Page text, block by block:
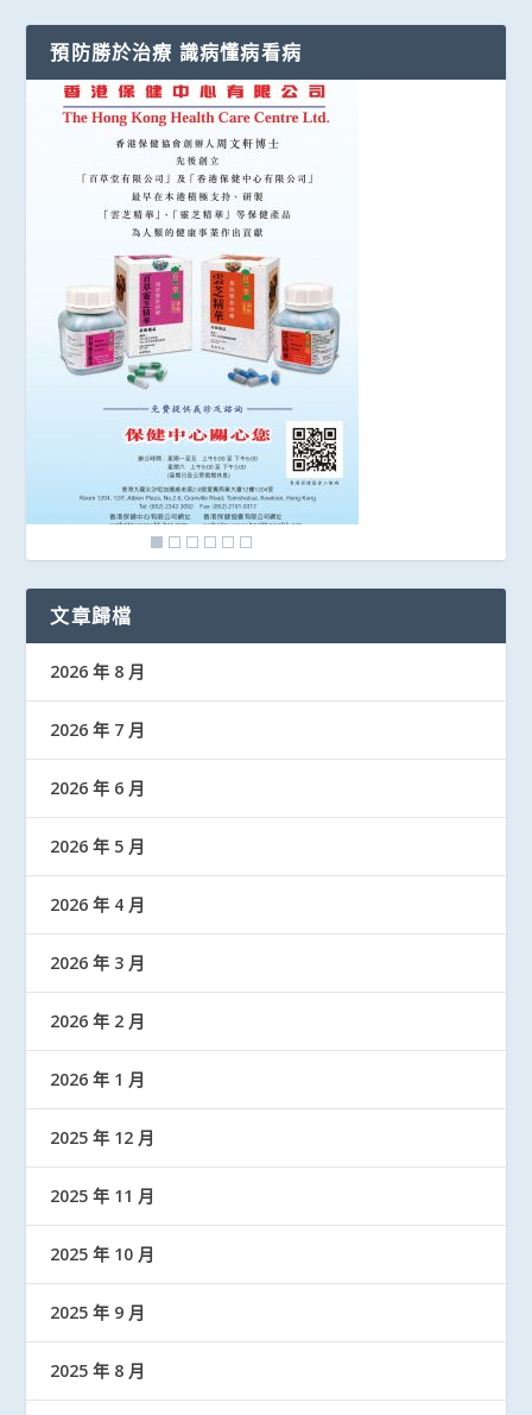
預防勝於治療 識病懂病看病
文章歸檔
2026 年 8 月
2026 年 7 月
2026 年 6 月
2026 年 5 月
2026 年 4 月
2026 年 3 月
2026 年 2 月
2026 年 1 月
2025 年 12 月
2025 年 11 月
2025 年 10 月
2025 年 9 月
2025 年 8 月